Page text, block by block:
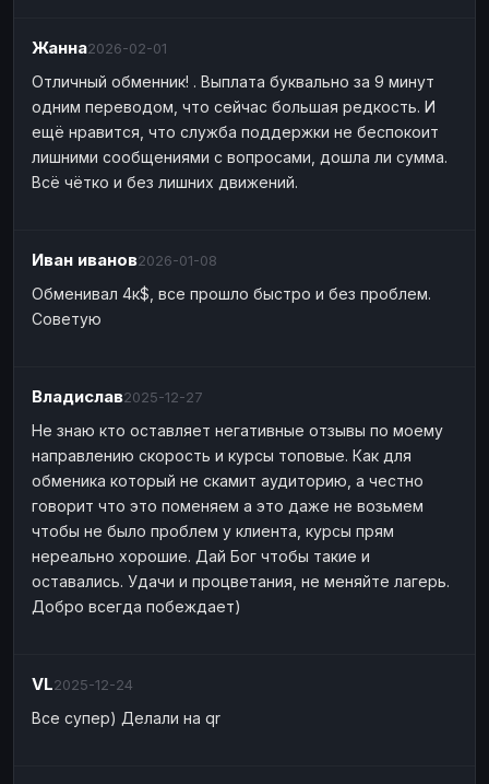
Жанна2026-02-01
Отличный обменник! . Выплата буквально за 9 минут
одним переводом, что сейчас большая редкость. И
ещё нравится, что служба поддержки не беспокоит
лишними сообщениями с вопросами, дошла ли сумма.
Всё чётко и без лишних движений.
Иван иванов2026-01-08
Обменивал 4к$, все прошло быстро и без проблем.
Советую
Владислав2025-12-27
Не знаю кто оставляет негативные отзывы по моему
направлению скорость и курсы топовые. Как для
обменика который не скамит аудиторию, а честно
говорит что это поменяем а это даже не возьмем
чтобы не было проблем у клиента, курсы прям
нереально хорошие. Дай Бог чтобы такие и
оставались. Удачи и процветания, не меняйте лагерь.
Добро всегда побеждает)
VL2025-12-24
Все супер) Делали на qr